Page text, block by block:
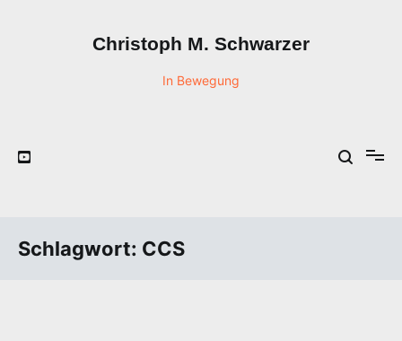
Christoph M. Schwarzer
In Bewegung
Schlagwort: CCS